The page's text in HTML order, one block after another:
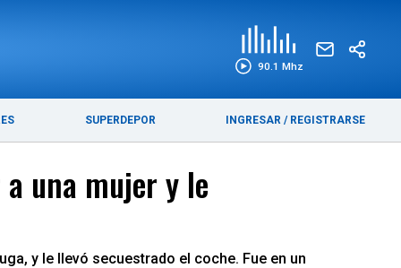
90.1 Mhz
SUPERDEPOR INGRESAR / REGISTRARSE
una mujer y le
y le llevó secuestrado el coche. Fue en un